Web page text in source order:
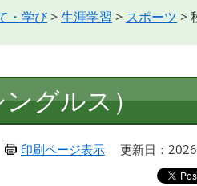
・学び>生涯学習 > スポーツ >
グルス）
印刷ページ表示 更新日：